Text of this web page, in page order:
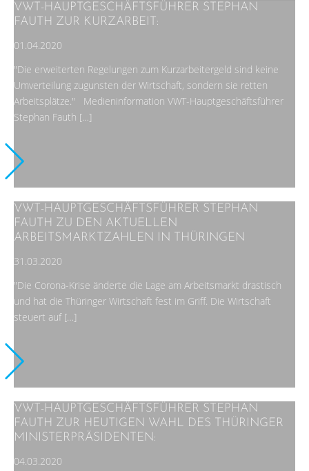
VWT-HAUPTGESCHÄFTSFÜHRER STEPHAN
FAUTH ZUR KURZARBEIT:
01.04.2020
"Die erweiterten Regelungen zum Kurzarbeitergeld sind keine
Umverteilung zugunsten der Wirtschaft, sondern sie retten
Arbeitsplätze." Medieninformation VWT-Hauptgeschäftsführer
Stephan Fauth […]
VWT-HAUPTGESCHÄFTSFÜHRER STEPHAN
FAUTH ZU DEN AKTUELLEN
ARBEITSMARKTZAHLEN IN THÜRINGEN
31.03.2020
"Die Corona-Krise änderte die Lage am Arbeitsmarkt drastisch
und hat die Thüringer Wirtschaft fest im Griff. Die Wirtschaft
steuert auf […]
VWT-HAUPTGESCHÄFTSFÜHRER STEPHAN
FAUTH ZUR HEUTIGEN WAHL DES THÜRINGER
MINISTERPRÄSIDENTEN:
04.03.2020